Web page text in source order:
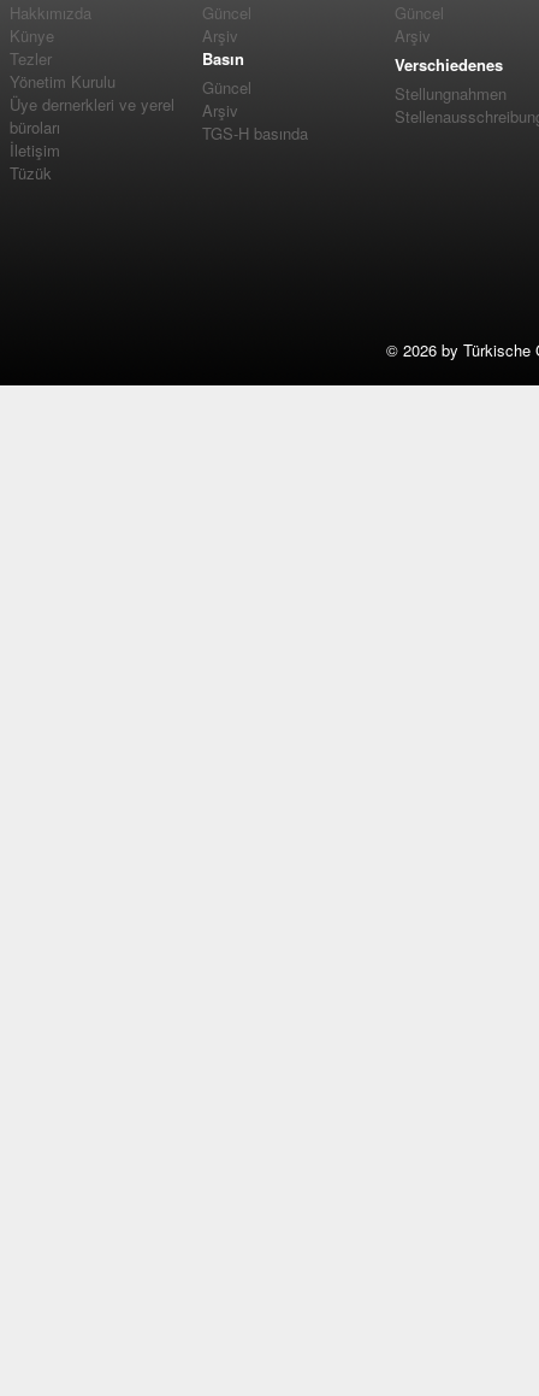
Hakkımızda
Künye
Tezler
Yönetim Kurulu
Üye dernerkleri ve yerel
büroları
İletişim
Tüzük
Güncel
Arşiv
Basın
Güncel
Arşiv
TGS-H basında
Güncel
Arşiv
Verschiedenes
Stellungnahmen
© 2026 by Türkische